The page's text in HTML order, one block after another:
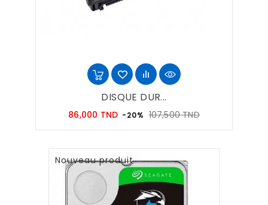
DISQUE DUR...
86,000 TND Prix
-20% 107,500 TNDPrix
Nouveau produit